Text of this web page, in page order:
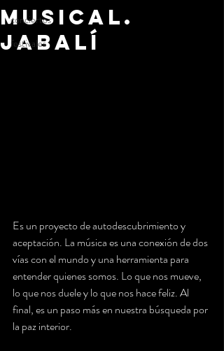
conciertos
festivales
Musical.
Jabalí
Es un proyecto de autodescubrimiento y
aceptación. La música es una conexión de dos
vías con el mundo y una herramienta para
entender quienes somos. Lo que nos mueve,
lo que nos duele y lo que nos hace feliz. Al
final, es un paso más en nuestra búsqueda por
la paz interior.